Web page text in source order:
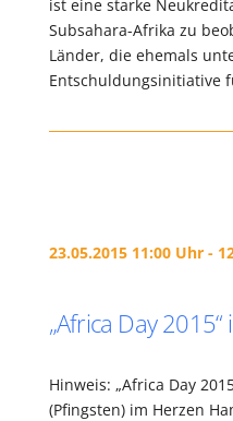
ist eine starke
Subsahara-Afrika zu
Länder, die ehemals
Entschuldungsinitiative
23.05.2015 11:00 Uhr -
„Africa Day
Hinweis: „Africa Day
(Pfingsten) im Herzen